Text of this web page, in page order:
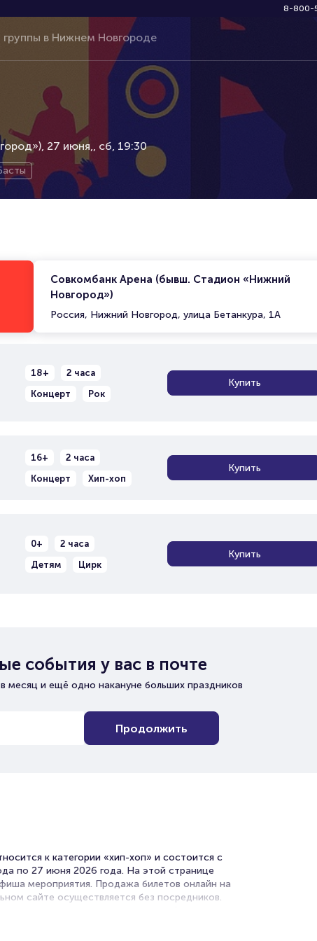
8-800-
27 июня, сб, 19:30
Совкомбанк Арена (бывш. Стадион «Нижний
Новгород»)
Россия, Нижний Новгород, улица Бетанкура, 1А
18+
2 часа
Концерт
Рок
Купить
16+
2 часа
Концерт
Хип-хоп
Купить
0+
2 часа
Детям
Цирк
Купить
события у вас в почте
и ещё одно накануне больших праздников
Продолжить
к категории «хип-хоп» и состоится с
по 27 июня 2026 года. На этой странице
мероприятия. Продажа билетов онлайн на
сайте осуществляется без посредников.